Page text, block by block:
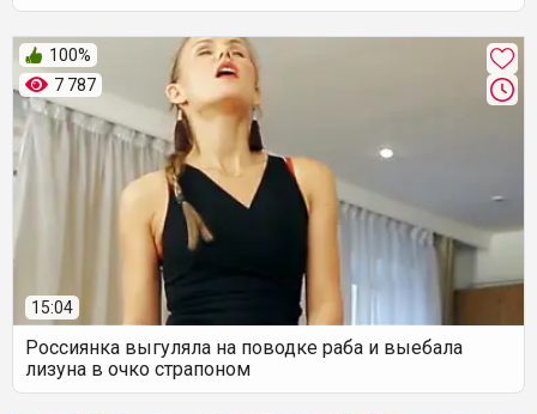
7 787
100%
15:04
Россиянка выгуляла на поводке раба и выебала
лизуна в очко страпоном